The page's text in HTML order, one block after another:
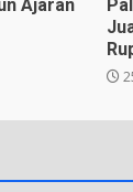
Ajaran